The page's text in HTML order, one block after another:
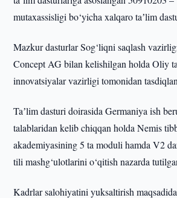
mutaxassisligi bo‘yicha xalqaro taʼlim
Mazkur dasturlar Sog‘liqni saqlash
Concept AG bilan kelishilgan holda Oliy
innovatsiyalar vazirligi tomonidan
Taʼlim dasturi doirasida Germaniya ish
talablaridan kelib chiqqan holda Nemis
akademiyasining 5 ta moduli hamda V2
tili mashg‘ulotlarini o‘qitish nazarda
Kadrlar salohiyatini yuksaltirish